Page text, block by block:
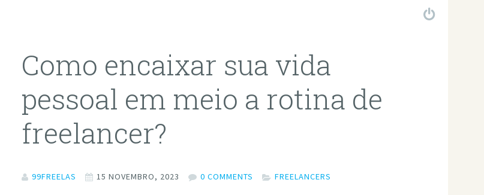
Como encaixar sua vida
pessoal em meio a rotina de
freelancer?
99FREELAS 15 NOVEMBRO, 2023 0 COMMENTS FREELANCERS